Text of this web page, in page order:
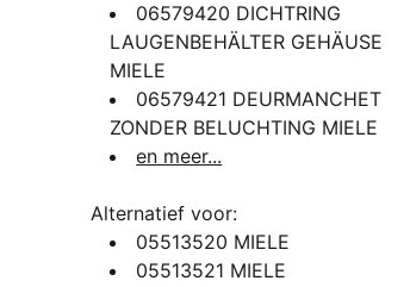
06579420 DICHTRING
LAUGENBEHÄLTER GEHÄUSE
MIELE
06579421 DEURMANCHET
ZONDER BELUCHTING MIELE
en meer...
Alternatief voor:
05513520 MIELE
05513521 MIELE